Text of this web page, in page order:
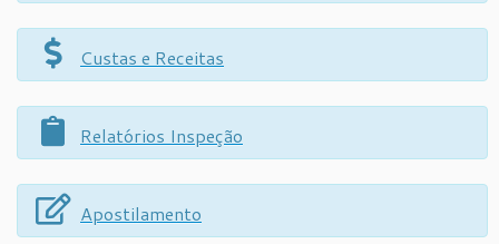
Custas e Receitas
Relatórios Inspeção
Apostilamento